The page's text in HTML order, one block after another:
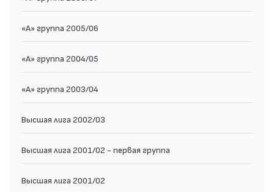
«А» группа 2005/06
«А» группа 2004/05
«А» группа 2003/04
Высшая лига 2002/03
Высшая лига 2001/02 - первая группа
Высшая лига 2001/02